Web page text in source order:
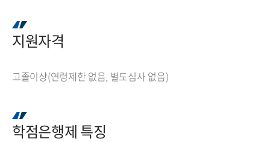
지원자격
고졸이상(연령제한 없음, 별도심사 없음)
학점은행제 특징